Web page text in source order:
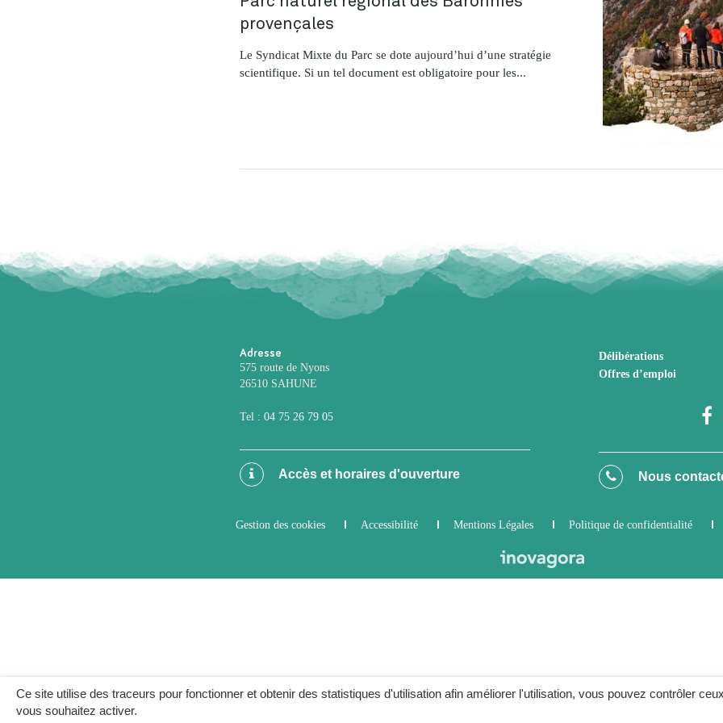
Ce site utilise des traceurs pour fonctionner et obtenir des statistiques d'utilisation afin améliorer l'utilisation, vous pouvez contrôler
vous souhaitez activer.
provençales
Le Syndicat Mixte du Parc se dote aujourd’hui d’une stratégie
scientifique. Si un tel document est obligatoire pour les...
Adresse
575 route de Nyons
26510 SAHUNE
Tel : 04 75 26 79 05
Accès et horaires d'ouverture
Délibérations
Offres d’emploi
Nous
Gestion des cookies Accessibilité Mentions Légales Politique de confidentialité